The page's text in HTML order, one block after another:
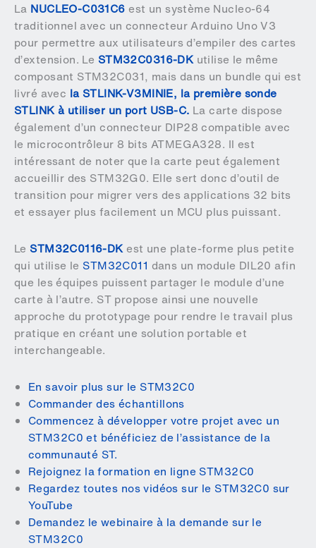
La NUCLEO-C031C6 est un système Nucleo-64
traditionnel avec un connecteur Arduino Uno V3
pour permettre aux utilisateurs d’empiler des cartes
d’extension. Le STM32C0316-DKutilise le même
composant STM32C031, mais dans un bundle qui est
livré avec la STLINK-V3MINIE, la première sonde
STLINK à utiliser un port USB-C. La carte dispose
également d’un connecteur DIP28 compatible avec
le microcontrôleur 8 bits ATMEGA328. Il est
intéressant de noter que la carte peut également
accueillir des STM32G0. Elle sert donc d’outil de
transition pour migrer vers des applications 32 bits
et essayer plus facilement un MCU plus puissant.
Le STM32C0116-DKest une plate-forme plus petite
qui utilise le STM32C011 dans un module DIL20 afin
que les équipes puissent partager le module d’une
carte à l’autre. ST propose ainsi une nouvelle
approche du prototypage pour rendre le travail plus
pratique en créant une solution portable et
interchangeable.
En savoir plus sur le STM32C0
Commander des échantillons
Commencez à développer votre projet avec un
STM32C0 et bénéficiez de l’assistance de la
communauté ST.
Rejoignez la formation en ligne STM32C0
Regardez toutes nos vidéos sur le STM32C0 sur
YouTube
Demandez le webinaire à la demande sur le
STM32C0